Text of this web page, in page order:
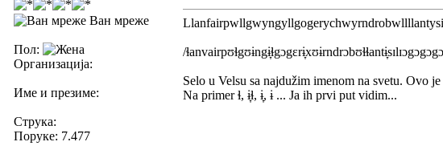
Ван мреже
Пол:
Организација:
Име и презиме:
Струка:
Поруке: 7.477
/
Selo u Velsu sa najdužim imenom na svetu. Ovo
Na primer ɬ, ɨ̞ɬ, ɨ̞, ɨ ... Ja ih prvi put vidim...